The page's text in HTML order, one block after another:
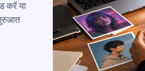
करें या